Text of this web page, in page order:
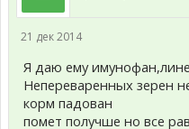
21 дек 2014
Я даю ему
Непереваренных зерен
корм падован
помет получше но все